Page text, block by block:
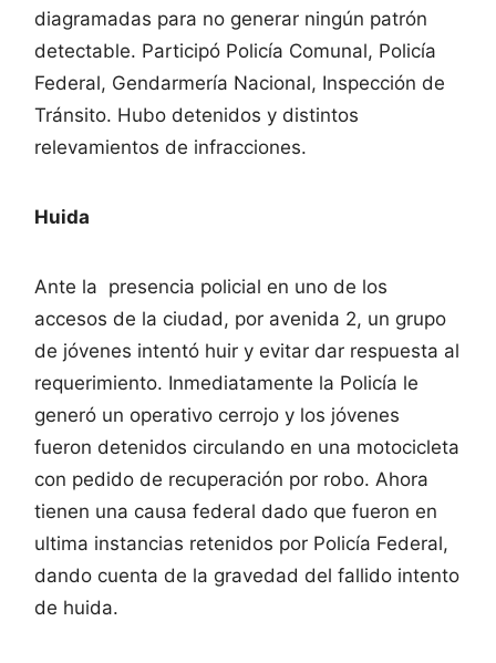
diagramadas para no generar ningún patrón
detectable. Participó Policía Comunal, Policía
Federal, Gendarmería Nacional, Inspección de
Tránsito. Hubo detenidos y distintos
relevamientos de infracciones.
Huida
Ante la presencia policial en uno de los
accesos de la ciudad, por avenida 2, un grupo
de jóvenes intentó huir y evitar dar respuesta al
requerimiento. Inmediatamente la Policía le
generó un operativo cerrojo y los jóvenes
fueron detenidos circulando en una motocicleta
con pedido de recuperación por robo. Ahora
tienen una causa federal dado que fueron en
ultima instancias retenidos por Policía Federal,
dando cuenta de la gravedad del fallido intento
de huida.